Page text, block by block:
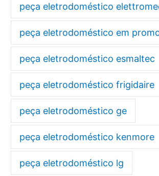
peça eletrodoméstico
peça eletrodoméstico em
peça eletrodoméstico esmaltec
peça eletrodoméstico frigidaire
peça eletrodoméstico ge
peça eletrodoméstico kenmore
peça eletrodoméstico lg